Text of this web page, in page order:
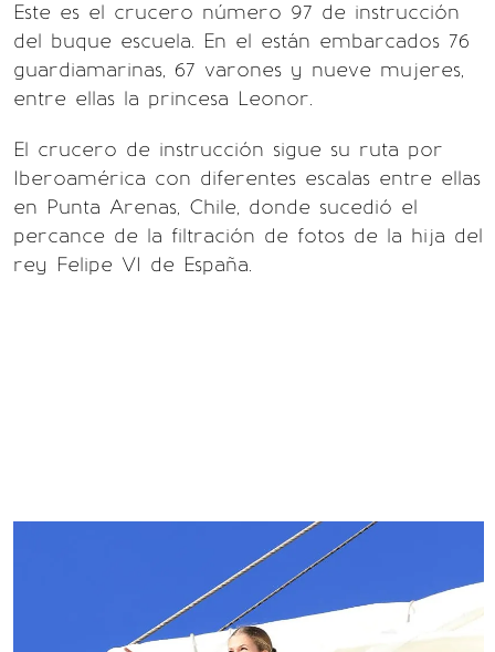
Este es el crucero número 97 de instrucción
del buque escuela. En el están embarcados 76
guardiamarinas, 67 varones y nueve mujeres,
entre ellas la princesa Leonor.
El crucero de instrucción sigue su ruta por
Iberoamérica con diferentes escalas entre ellas
en Punta Arenas, Chile, donde sucedió el
percance de la filtración de fotos de la hija del
rey Felipe VI de España.